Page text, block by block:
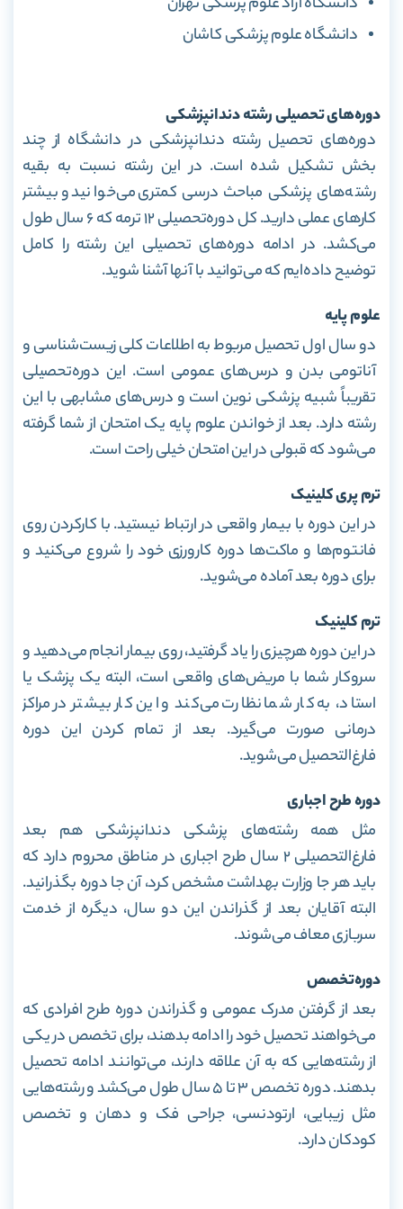
دانشگاه علوم پزشکی کاشان
دوره‌های تحصیلی رشته دندانپزشکی
دوره‌های تحصیل رشته دندانپزشکی در دانشگاه از چند
بخش تشکیل شده است. در این رشته نسبت به بقیه
رشته‌های پزشکی مباحث درسی کمتری می‌خوانید و بیشتر
کارهای عملی دارید. کل دوره‌تحصیلی ۱۲ ترمه که ۶ سال طول
می‌کشد. در ادامه دوره‌های تحصیلی این رشته را کامل
توضیح داده‌ا‌یم که می‌توانید با آنها آشنا شوید.
علوم پایه
دو سال اول تحصیل مربوط به اطلاعات کلی زیست‌شناسی و
آناتومی بدن و درس‌های عمومی است. این دوره‌تحصیلی
تقریباً شبیه پزشکی نوین است و درس‌های مشابهی با این
رشته دارد. بعد از خواندن علوم پایه یک امتحان از شما گرفته
می‌شود که قبولی در این امتحان خیلی راحت است.
ترم پری‌ کلینیک
در این دوره با بیمار واقعی در ارتباط نیستید. با کارکردن روی
فانتوم‌ها و ماکت‌ها دوره کارورزی خود را شروع می‌کنید و
برای دوره بعد آماده می‌شوید.
ترم کلینیک
در این دوره هرچیزی را یاد گرفتید، روی بیمار انجام می‌دهید و
سروکار شما با مریض‌های واقعی است، البته یک پزشک یا
استاد، به کار شما نظارت می‌کند و این کار بیشتر در مراکز
درمانی صورت می‌گیرد. بعد از تمام کردن این دوره
فارغ‌التحصیل می‌شوید.
دوره طرح اجباری
مثل همه رشته‌های پزشکی دندانپزشکی هم بعد
فارغ‌التحصیلی ۲ سال طرح اجباری در مناطق محروم دارد که
باید هر جا وزارت بهداشت مشخص کرد، آن جا دوره بگذرانید.
البته آقایان بعد از گذراندن این دو سال، دیگره از خدمت
سربازی معاف می‌شوند.
دوره‌تخصص
بعد از گرفتن مدرک عمومی و گذراندن دوره طرح افرادی که
می‌خواهند تحصیل خود را ادامه بدهند، برای تخصص در یکی
از رشته‌هایی که به آن علاقه دارند، می‌توانند ادامه تحصیل
بدهند. دوره‌ تخصص ۳ تا ۵ سال طول می‌کشد و رشته‌هایی
مثل زیبایی، ارتودنسی، جراحی فک و دهان و تخصص
کودکان دارد.